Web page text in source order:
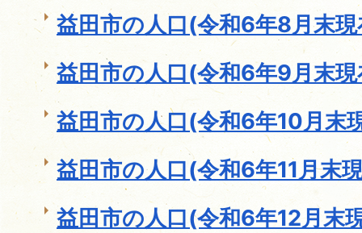
益田市の人口(令和6年8月末
益田市の人口(令和6年9月末
益田市の人口(令和6年10月末
益田市の人口(令和6年11月末
益田市の人口(令和6年12月末